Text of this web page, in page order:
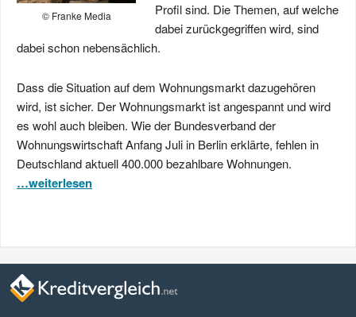
© Franke Media
Profil sind. Die Themen, auf welche
dabei zurückgegriffen wird, sind
dabei schon nebensächlich.
Dass die Situation auf dem Wohnungsmarkt dazugehören
wird, ist sicher. Der Wohnungsmarkt ist angespannt und wird
es wohl auch bleiben. Wie der Bundesverband der
Wohnungswirtschaft Anfang Juli in Berlin erklärte, fehlen in
Deutschland aktuell 400.000 bezahlbare Wohnungen.
…weiterlesen